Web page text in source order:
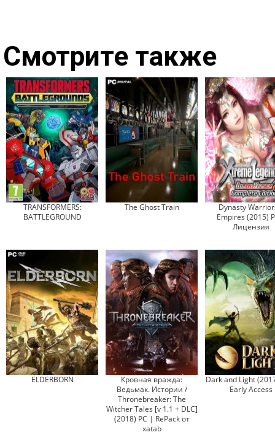
Смотрите также
TRANSFORMERS:
BATTLEGROUND
The Ghost Train
Dynasty
Empires (2015)
Лицензия
ELDERBORN
Кровная вражда:
Ведьмак. Истории /
Thronebreaker: The
Witcher Tales [v 1.1 + DLC]
(2018) PC | RePack от
xatab
Dark and Light
Early Access